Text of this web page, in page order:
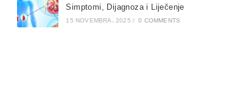
Simptomi, Dijagnoza i Liječenje
15 NOVEMBRA، 2025 / 0 COMMENTS